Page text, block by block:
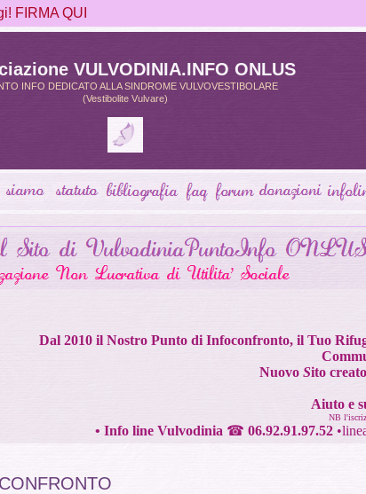
FIRMA QUI
VULVODINIA.INFO ONLUS
INFO DEDICATO ALLA SINDROME VULVOVESTIBOLARE
(Vestibolite Vulvare)
Dal 2010 il Nostro Punto di Infoconfronto, il Tuo
Nuovo Sito
Aiuto e
NB
• Info line Vulvodinia ☎ 06.92.91.97.52 •